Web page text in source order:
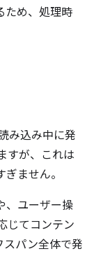
ため、処理時
み込み中に発
すが、これは
ません。
、ユーザー操
じてコンテン
スパン全体で発